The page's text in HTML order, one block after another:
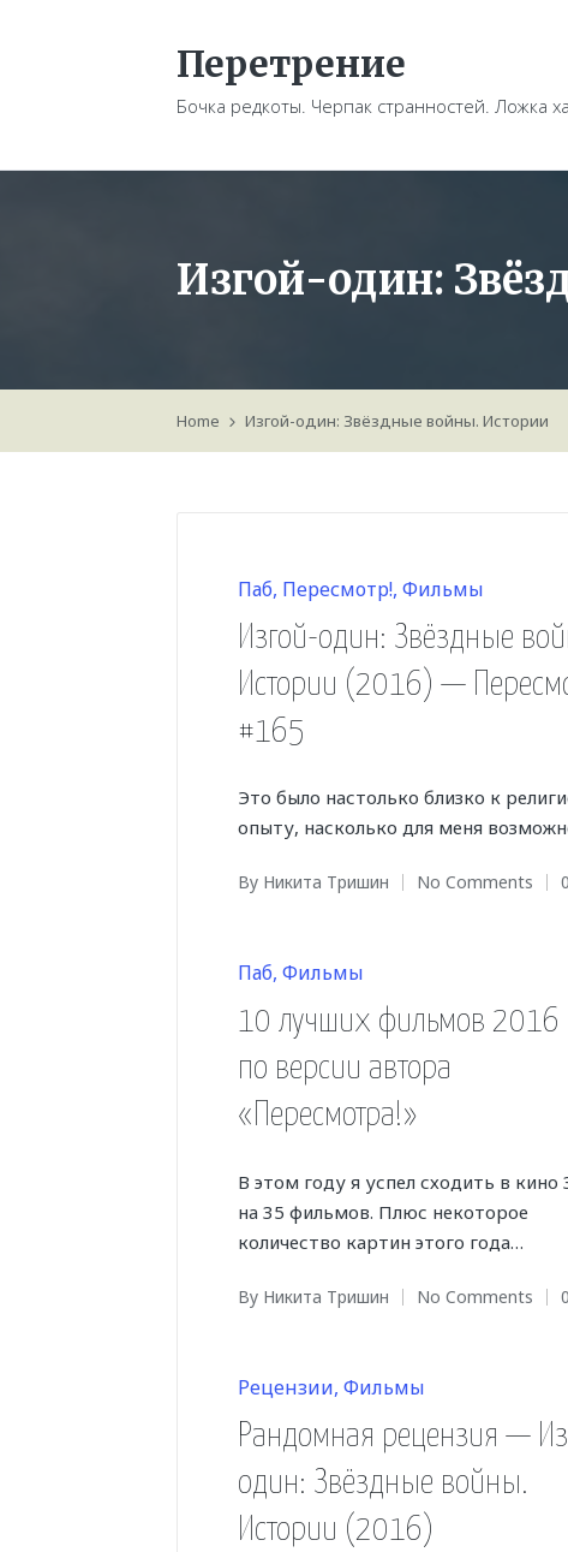
Перетрение
Бочка редкоты. Черпак странностей. Ложка
Изгой-один:
Home Изгой-один: Звёздные войны. Истории
Posted
in
Паб Пересмотр! Фильмы
Изгой-один: Звёздные
Истории (2016) —
#165
Это было настолько близко к
опыту, насколько для меня
Posted
By Никита Тришин No Comments
Posted
in
Паб Фильмы
10 лучших фильмов 2016
по версии автора
«Пересмотра!»
В этом году я успел сходить в кино
на 35 фильмов. Плюс некоторое
количество картин этого года…
Posted
By Никита Тришин No Comments
Posted
in
Рецензии Фильмы
Рандомная рецензия —
один: Звёздные войны.
Истории (2016)